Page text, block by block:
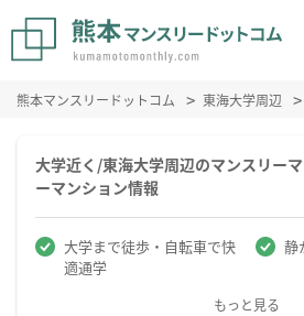
熊本マンスリードットコム 東海大学周辺
大学近く/東海大学周辺のマンスリー
ーマンション情報
大学まで徒歩・自転車で快
適通学
静
もっと見る